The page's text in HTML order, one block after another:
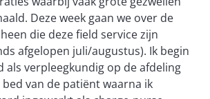
Deze week gaan we over de
die deze field service zijn
afgelopen juli/augustus). Ik begin
als verpleegkundig op de afdeling
van de patiënt waarna ik